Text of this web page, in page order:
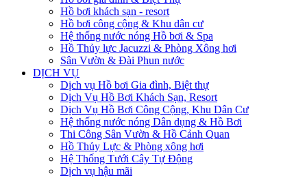
Hồ bơi khách sạn - resort
Hồ bơi công cộng & Khu dân cư
Hệ thống nước nóng Hồ bơi & Spa
Hồ Thủy lực Jacuzzi & Phòng Xông hơi
Sân Vườn & Đài Phun nước
DỊCH VỤ
Dịch vụ Hồ bơi Gia đình, Biệt thự
Dịch Vụ Hồ Bơi Khách Sạn, Resort
Dịch Vụ Hồ Bơi Công Cộng, Khu Dân Cư
Hệ thống nước nóng Dân dụng & Hồ Bơi
Thi Công Sân Vườn & Hồ Cảnh Quan
Hồ Thủy Lực & Phòng xông hơi
Hệ Thống Tưới Cây Tự Động
Dịch vụ hậu mãi